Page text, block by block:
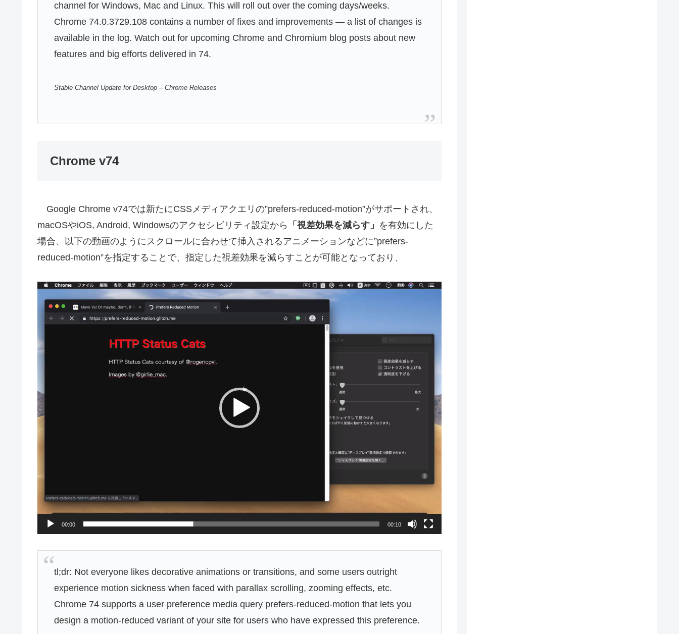
channel for Windows, Mac and Linux. This will roll out over the coming days/weeks.
Chrome 74.0.3729.108 contains a number of fixes and improvements — a list of changes is
available in the log. Watch out for upcoming Chrome and Chromium blog posts about new
features and big efforts delivered in 74.
Stable Channel Update for Desktop – Chrome Releases
Chrome v74
Google Chrome v74では新たにCSSメディアクエリの”prefers-reduced-motion”がサポートされ、
macOSやiOS, Android, Windowsのアクセシビリティ設定から
「視差効果を減らす」 を有効にした
場合、以下の動画のようにスクロールに合わせて挿入されるアニメーションなどに”prefers-
reduced-motion”を指定することで、指定した視差効果を減らすことが可能となっており、
動
画
レ
ー
00:00 00:10
tl;dr: Not everyone likes decorative animations or transitions, and some users outright
experience motion sickness when faced with parallax scrolling, zooming effects, etc.
Chrome 74 supports a user preference media query prefers-reduced-motion that lets you
design a motion-reduced variant of your site for users who have expressed this preference.